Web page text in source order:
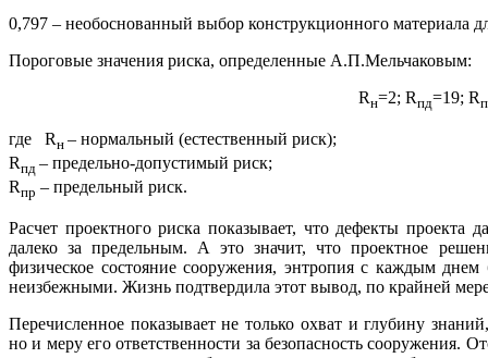
0,797 – необоснованный выбор конструкционного материала
Пороговые значения риска, определенные А.П.Мельчаковым:
Rн=2; Rпд=19; R
где Rн – нормальный (естественный риск);
Rпд – предельно-допустимый риск;
Rпр – предельный риск.
Расчет проектного риска показывает, что дефекты проекта
далеко за предельным. А это значит, что проектное
физическое состояние сооружения, энтропия с каждым днем
неизбежными. Жизнь подтвердила этот вывод, по крайней
Перечисленное показывает не только охват и глубину
но и меру его ответственности за безопасность сооружения.